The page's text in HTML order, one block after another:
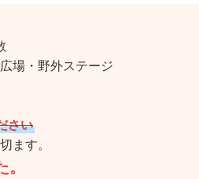
場・野外ステージ
さい
す。